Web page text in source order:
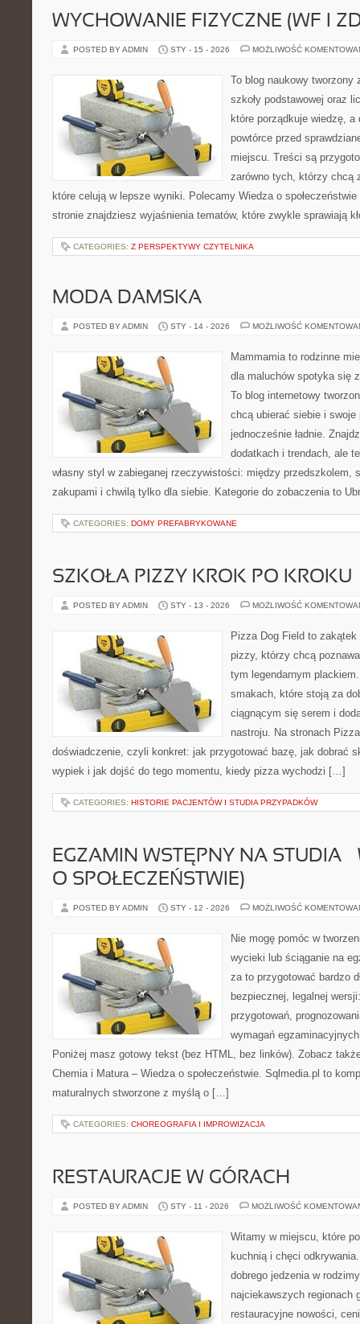
WYCHOWANIE FIZYCZNE (WF I
POSTED BY ADMIN STY - 15 - 2026 MOŻLIWOŚĆ
To blog naukowy tworzony
szkoły podstawowej oraz
które porządkuje wiedzę,
powtórce przed
miejscu. Treści są
zarówno tych, którzy chcą
które celują w lepsze wyniki. Polecamy Wiedza o
stronie znajdziesz wyjaśnienia tematów, które zwykle sprawiają
CATEGORIES: Z PERSPEKTYWY CZYTELNIKA
MODA DAMSKA
POSTED BY ADMIN STY - 14 - 2026 MOŻLIWOŚĆ
Mammamia to rodzinne
dla maluchów spotyka się
To blog internetowy
chcą ubierać siebie i
jednocześnie ładnie.
dodatkach i trendach, ale
własny styl w zabieganej rzeczywistości: między przedszkolem,
zakupami i chwilą tylko dla siebie. Kategorie do zobaczenia to
CATEGORIES: DOMY PREFABRYKOWANE
SZKOŁA PIZZY KROK PO KROKU
POSTED BY ADMIN STY - 13 - 2026 MOŻLIWOŚĆ
Pizza Dog Field to
pizzy, którzy chcą
tym legendarnym
smakach, które stoją za
ciągnącym się serem i
nastroju. Na stronach
doświadczenie, czyli konkret: jak przygotować bazę, jak dobrać
wypiek i jak dojść do tego momentu, kiedy pizza wychodzi […]
CATEGORIES: HISTORIE PACJENTÓW I STUDIA PRZYPADKÓW
EGZAMIN WSTĘPNY NA STUDIA
O SPOŁECZEŃSTWIE)
POSTED BY ADMIN STY - 12 - 2026 MOŻLIWOŚĆ
Nie mogę pomóc w
wycieki lub ściąganie na
za to przygotować bardzo
bezpiecznej, legalnej
przygotowań,
wymagań
Poniżej masz gotowy tekst (bez HTML, bez linków). Zobacz
Chemia i Matura – Wiedza o społeczeństwie. Sqlmedia.pl to
maturalnych stworzone z myślą o […]
CATEGORIES: CHOREOGRAFIA I IMPROWIZACJA
RESTAURACJE W GÓRACH
POSTED BY ADMIN STY - 11 - 2026 MOŻLIWOŚĆ
Witamy w miejscu, które
kuchnią i chęci
dobrego jedzenia w
najciekawszych regionach
restauracyjne nowości,